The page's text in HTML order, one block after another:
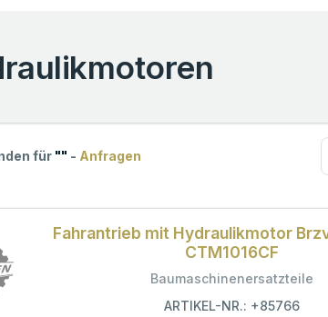
für "" - Anfragen
Fahrantrieb mit Hydraulikmotor
CTM1016CF
Baumaschinenersatzteile
ARTIKEL-NR.: +85766